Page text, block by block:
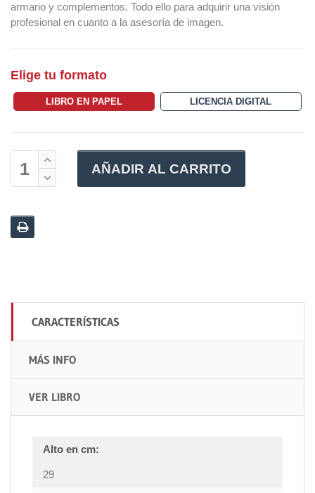
armario y complementos. Todo ello para adquirir una visión
profesional en cuanto a la asesoría de imagen.
Elige tu formato
LIBRO EN PAPEL LICENCIA DIGITAL
AÑADIR AL CARRITO
CARACTERÍSTICAS
MÁS INFO
VER LIBRO
Alto en cm:
29